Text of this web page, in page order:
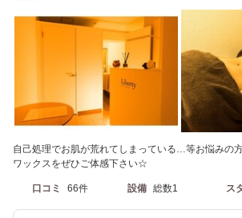
自己処理でお肌が荒れてしまっている…等お悩みの
ワックスをぜひご体感下さい☆
口コミ 66件 設備 総数1 ス